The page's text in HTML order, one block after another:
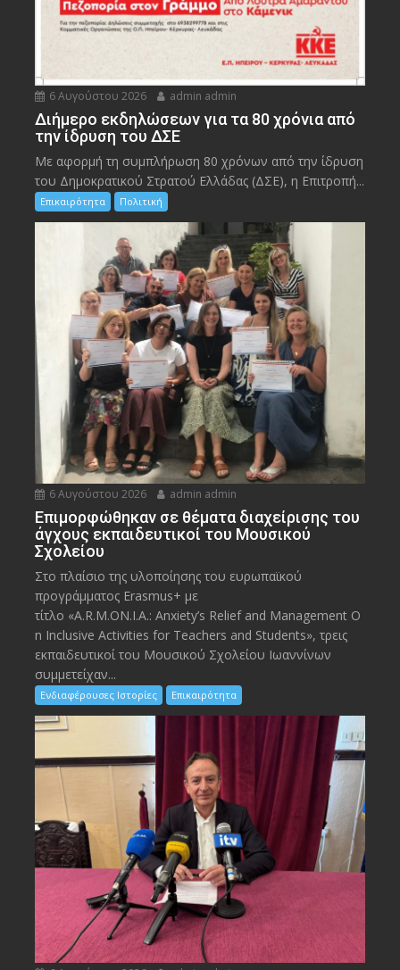
6 Αυγούστου 2026 admin admin
Διήμερο εκδηλώσεων για τα 80 χρόνια από
την ίδρυση του ΔΣΕ
Με αφορμή τη συμπλήρωση 80 χρόνων από την ίδρυση
του Δημοκρατικού Στρατού Ελλάδας (ΔΣΕ), η Επιτροπή...
Επικαιρότητα Πολιτική
6 Αυγούστου 2026 admin admin
Eπιμορφώθηκαν σε θέματα διαχείρισης του
άγχους εκπαιδευτικοί του Μουσικού
Σχολείου
Στο πλαίσιο της υλοποίησης του ευρωπαϊκού
προγράμματος Erasmus+ με
τίτλο «A.R.M.ON.I.A.: Anxiety’s Relief and Management O
n Inclusive Activities for Teachers and Students», τρεις
εκπαιδευτικοί του Μουσικού Σχολείου Ιωαννίνων
συμμετείχαν...
Ενδιαφέρουσες Ιστορίες Επικαιρότητα